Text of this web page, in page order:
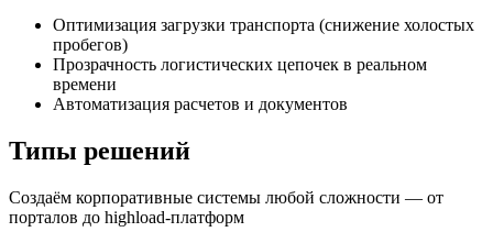
Оптимизация загрузки транспорта (снижение холостых
пробегов)
Прозрачность логистических цепочек в реальном
времени
Автоматизация расчетов и документов
Типы решений
Создаём корпоративные системы любой сложности — от
порталов до highload-платформ